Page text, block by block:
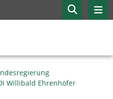
Willibald Ehrenhöfer